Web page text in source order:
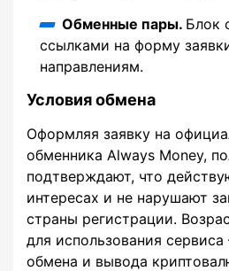
Обменные пары. Блок
ссылками на форму
направлениям.
Условия обмена
Оформляя заявку на
обменника Always Money,
подтверждают, что
интересах и не нарушают
страны регистрации.
для использования
обмена и вывода